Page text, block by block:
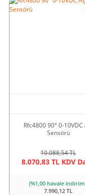
Rfc4800 90° 0-10VDC
Sensörü
10.088,54 TL
8.070,83 TL KDV
(%1,00 havale
7.990,12 TL